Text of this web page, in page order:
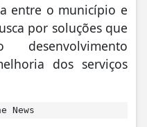
entre o município e
por soluções que
dos serviços
News